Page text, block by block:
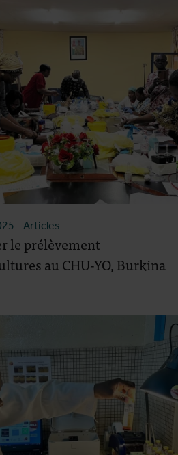
- Articles
le prélèvement
au CHU-YO, Burkina